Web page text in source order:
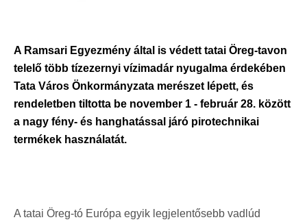
A Ramsari Egyezmény által is védett tatai Öreg-tavon
telelő több tízezernyi vízimadár nyugalma érdekében
Tata Város Önkormányzata merészet lépett, és
rendeletben tiltotta be november 1 - február 28. között
a nagy fény- és hanghatással járó pirotechnikai
termékek használatát.
A tatai Öreg-tó Európa egyik legjelentősebb vadlúd